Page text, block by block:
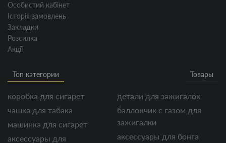
Особистий кабінет
Історія замовлень
Закладки
Розсилка
Акції
Топ категории Товары
коробка для сигарет
чашка для табака
машинка для сигарет
аксессуары для
детали для зажигалок
баллончик с газом для
зажигалки
аксессуары для бонга